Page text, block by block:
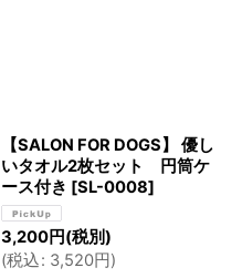
【SALON FOR DOGS】 優し
いタオル2枚セット 円筒ケ
ース付き [SL-0008]
3,200円(税別)
(税込: 3,520円)